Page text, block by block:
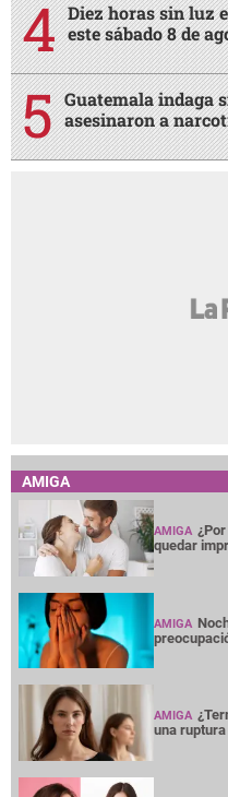
Diez horas sin luz
este sábado 8 de
Guatemala indaga
asesinaron a
AMIGA
AMIGA
quedar
AMIGA
AMIGA
una